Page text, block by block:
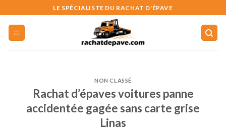
to
content
LE SPÉCIALISTE DU RACHAT D'ÉPAVE
NON CLASSÉ
Rachat d’épaves voitures panne
accidentée gagée sans carte grise
Linas